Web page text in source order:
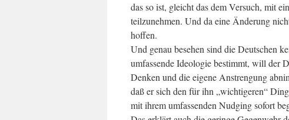
das so ist, gleicht das dem Versuch, mit
teilzunehmen. Und da eine Änderung
hoffen.
Und genau besehen sind die Deutschen
umfassende Ideologie bestimmt, will der
Denken und die eigene Anstrengung
daß er sich den für ihn „wichtigeren“
mit ihrem umfassenden Nudging sofort